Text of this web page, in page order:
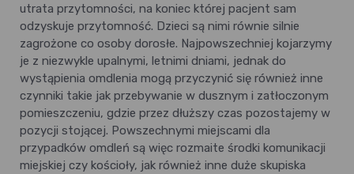
utrata przytomności, na koniec której pacjent sam
odzyskuje przytomność. Dzieci są nimi równie silnie
zagrożone co osoby dorosłe. Najpowszechniej kojarzymy
je z niezwykle upalnymi, letnimi dniami, jednak do
wystąpienia omdlenia mogą przyczynić się również inne
czynniki takie jak przebywanie w dusznym i zatłoczonym
pomieszczeniu, gdzie przez dłuższy czas pozostajemy w
pozycji stojącej. Powszechnymi miejscami dla
przypadków omdleń są więc rozmaite środki komunikacji
miejskiej czy kościoły, jak również inne duże skupiska